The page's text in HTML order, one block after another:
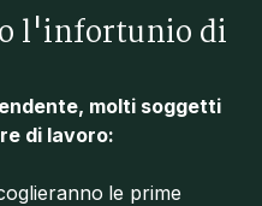
l'infortunio di
molti soggetti
di lavoro:
le prime